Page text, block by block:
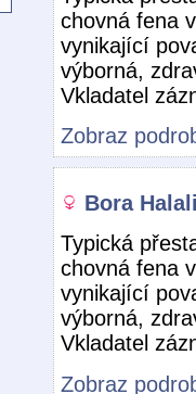
chovná fena
vynikající
výborná,
Vkladatel
Zobraz
Bora
Typická
chovná fena
vynikající
výborná,
Vkladatel
Zobraz